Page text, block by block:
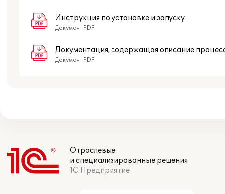
Инструкция по установке и запуску
Документ PDF
Документация, содержащая описание
Документ PDF
Отраслевые
и специализированные решения
1С:Предприятие